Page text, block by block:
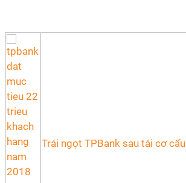
Trái ngọt TPBank sau tái cơ cấu